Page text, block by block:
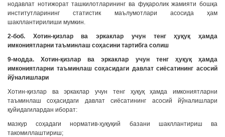
нодавлат нотижорат ташкилотларининг ва фуқаролик жамияти бошқа
институтларининг статистик маълумотлари асосида ҳам
шакллантирилиши мумкин.
2-боб. Хотин-қизлар ва эркаклар учун тенг ҳуқуқ ҳамда
имкониятларни таъминлаш соҳасини тартибга солиш
9-модда. Хотин-қизлар ва эркаклар учун тенг ҳуқуқ ҳамда
имкониятларни таъминлаш соҳасидаги давлат сиёсатининг асосий
йўналишлари
Хотин-қизлар ва эркаклар учун тенг ҳуқуқ ҳамда имкониятларни
таъминлаш соҳасидаги давлат сиёсатининг асосий йўналишлари
қуйидагилардан иборат:
мазкур соҳадаги норматив-ҳуқуқий базани шакллантириш ва
такомиллаштириш;